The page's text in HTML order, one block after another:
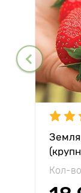
Кол-